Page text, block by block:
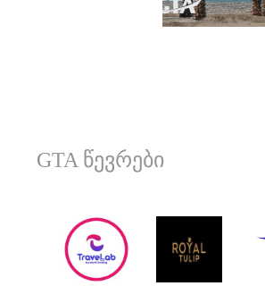
GTA წევრები